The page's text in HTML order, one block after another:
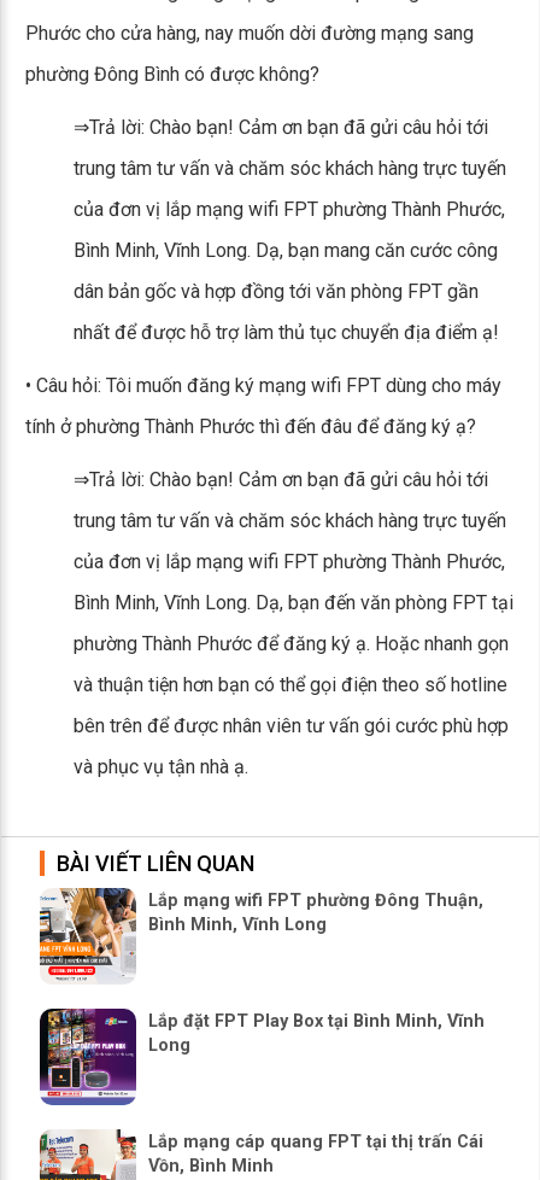
Phước cho cửa hàng, nay muốn dời đường mạng sang
phường Đông Bình có được không?
⇒Trả lời: Chào bạn! Cảm ơn bạn đã gửi câu hỏi tới
trung tâm tư vấn và chăm sóc khách hàng trực tuyến
của đơn vị lắp mạng wifi FPT phường Thành Phước,
Bình Minh, Vĩnh Long. Dạ, bạn mang căn cước công
dân bản gốc và hợp đồng tới văn phòng FPT gần
nhất để được hỗ trợ làm thủ tục chuyển địa điểm ạ!
• Câu hỏi: Tôi muốn đăng ký mạng wifi FPT dùng cho máy
tính ở phường Thành Phước thì đến đâu để đăng ký ạ?
⇒Trả lời: Chào bạn! Cảm ơn bạn đã gửi câu hỏi tới
trung tâm tư vấn và chăm sóc khách hàng trực tuyến
của đơn vị lắp mạng wifi FPT phường Thành Phước,
Bình Minh, Vĩnh Long. Dạ, bạn đến văn phòng FPT tại
phường Thành Phước để đăng ký ạ. Hoặc nhanh gọn
và thuận tiện hơn bạn có thể gọi điện theo số hotline
bên trên để được nhân viên tư vấn gói cước phù hợp
và phục vụ tận nhà ạ.
BÀI VIẾT LIÊN QUAN
Lắp mạng wifi FPT phường Đông Thuận,
Bình Minh, Vĩnh Long
Lắp đặt FPT Play Box tại Bình Minh, Vĩnh
Long
Lắp mạng cáp quang FPT tại thị trấn Cái
Vồn, Bình Minh